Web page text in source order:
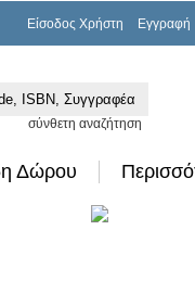
Είσοδος Χρήστη Εγγραφή
σύνθετη αναζήτηση
Δώρου